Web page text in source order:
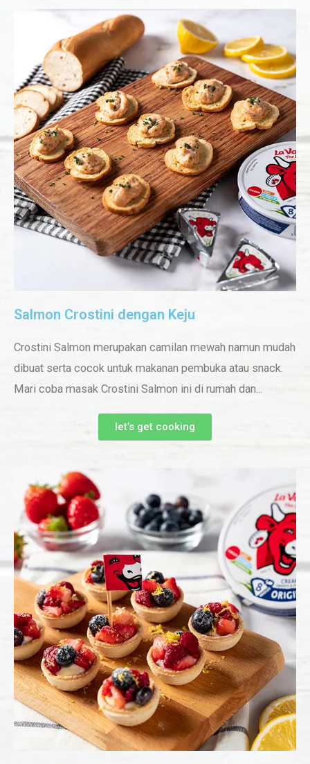
Salmon Crostini dengan Keju
Crostini Salmon merupakan camilan mewah namun mudah
dibuat serta cocok untuk makanan pembuka atau snack.
Mari coba masak Crostini Salmon ini di rumah dan...
let’s get cooking